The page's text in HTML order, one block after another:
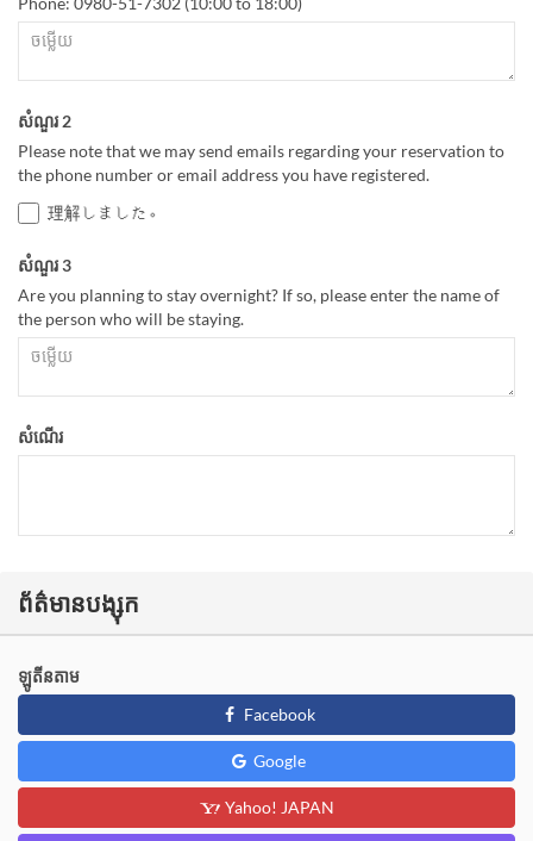
សំណួរ 2
Please note that we may send emails regarding your reservation to
the phone number or email address you have registered.
理解しました。
សំណួរ 3
Are you planning to stay overnight? If so, please enter the name of
the person who will be staying.
សំណើរ
ព័ត៌មានបង្សុក
ឡូតីនតាម
Facebook
Google
Yahoo! JAPAN